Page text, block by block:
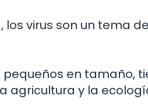
los virus son un tema
en tamaño,
agricultura y la